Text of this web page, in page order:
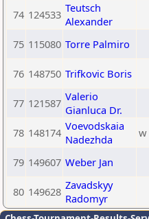
74 124533 Teutsch
Alexander
75 115080 Torre Palmiro
76 148750 Trifkovic Boris
77 121587 Valerio
Gianluca Dr.
78 148174 Voevodskaia
Nadezhda
w
79 149607 Weber Jan
80 149628 Zavadskyy
Radomyr